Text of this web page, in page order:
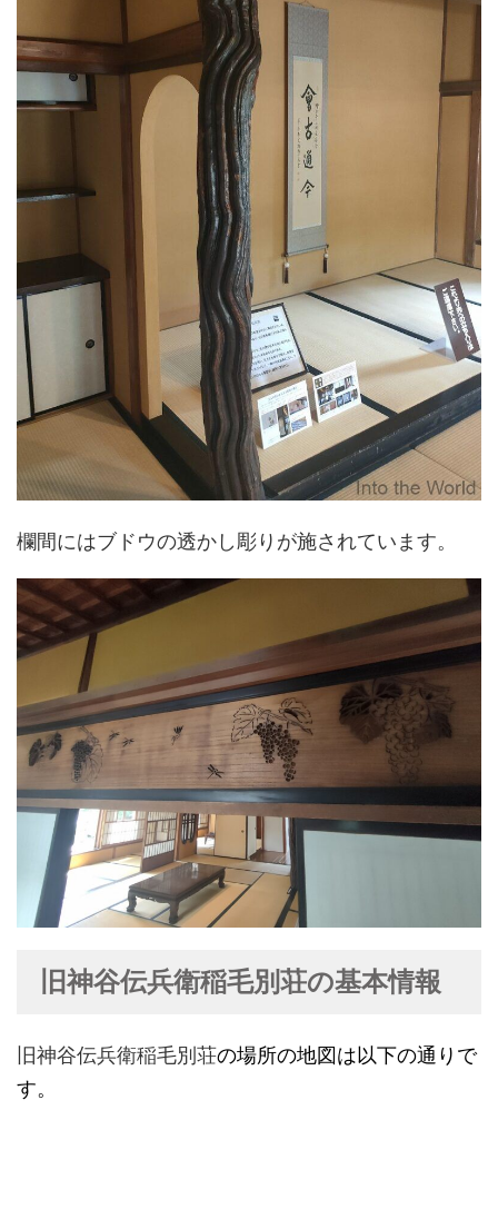
欄間にはブドウの透かし彫りが施されています。
旧神谷伝兵衛稲毛別荘の基本情報
旧神谷伝兵衛稲毛別荘の場所の地図は以下の通りで
す。